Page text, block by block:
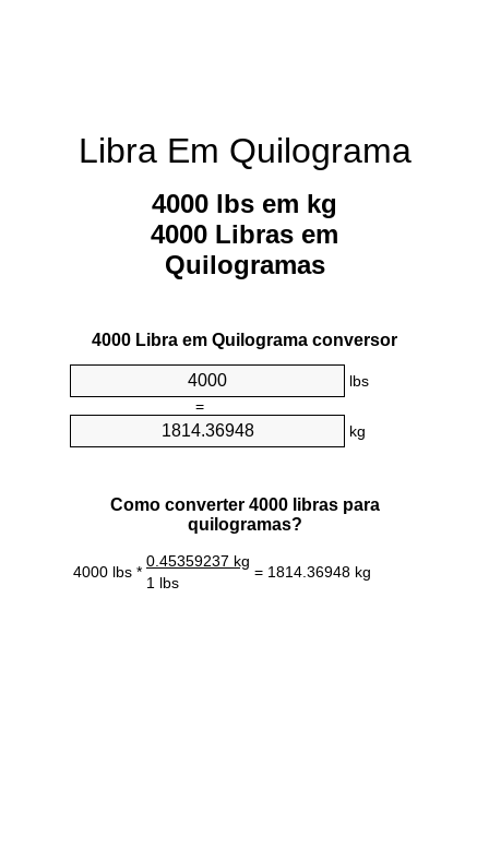
Libra Em Quilograma
4000 lbs em kg
4000 Libras em
Quilogramas
4000 Libra em Quilograma conversor
lbs
=
kg
Como converter 4000 libras para
quilogramas?
4000 lbs *
0.45359237 kg
= 1814.36948 kg
1 lbs